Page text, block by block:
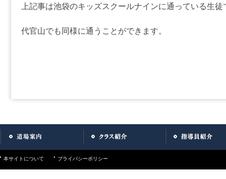
上記事は池袋のキッズスクールナインに通っている生徒
代官山でも同様に通うことができます。
本サイトについて プライバシーポリシー